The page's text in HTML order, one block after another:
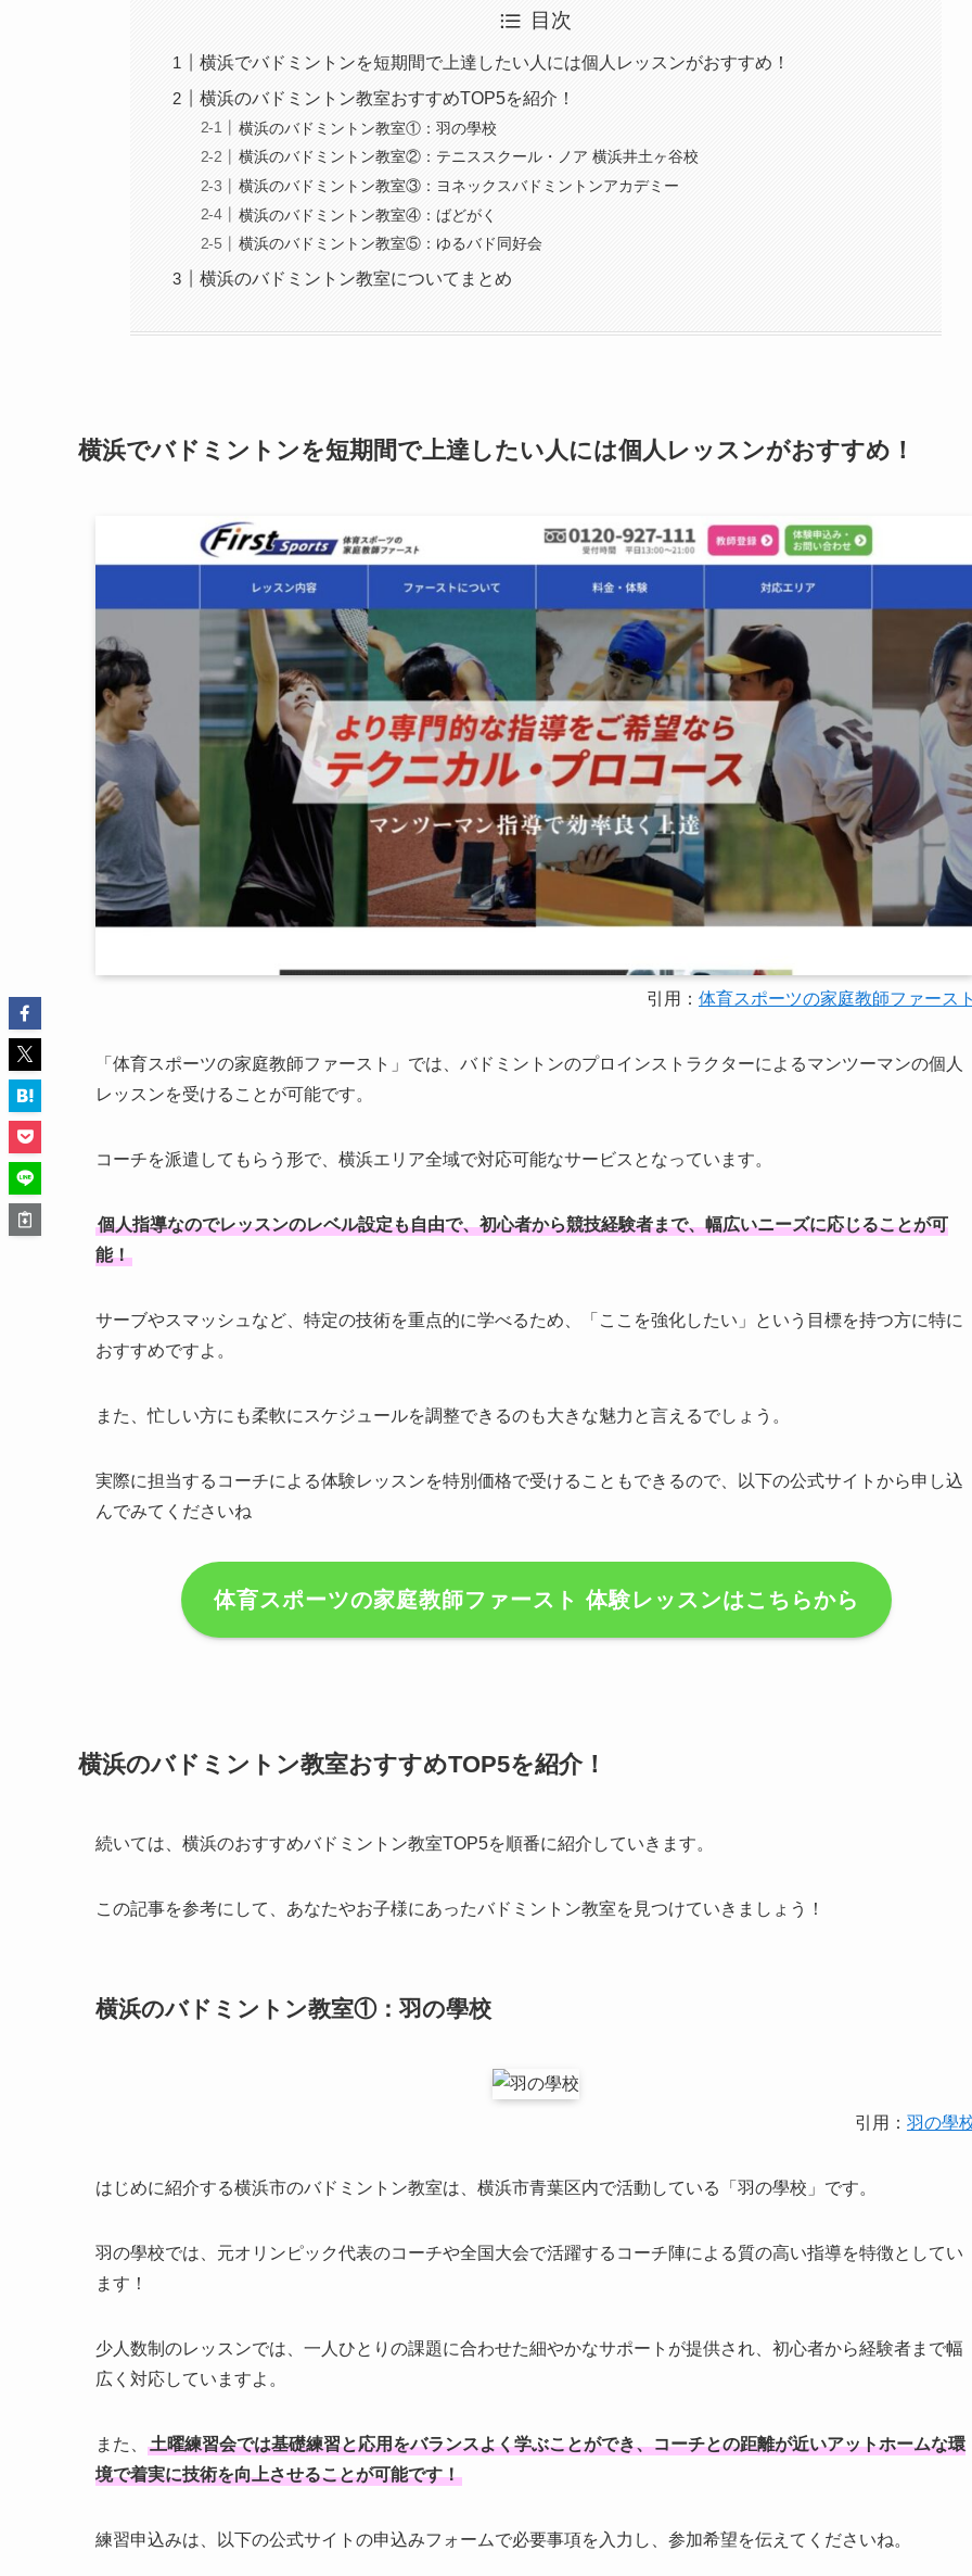
目次
横浜でバドミントンを短期間で上達したい人には個人レッスンがおすすめ！
横浜のバドミントン教室おすすめTOP5を紹介！
横浜のバドミントン教室①：羽の學校
横浜のバドミントン教室②：テニススクール・ノア 横浜井土ヶ谷校
横浜のバドミントン教室③：ヨネックスバドミントンアカデミー
横浜のバドミントン教室④：ばどがく
横浜のバドミントン教室⑤：ゆるバド同好会
横浜のバドミントン教室についてまとめ
横浜でバドミントンを短期間で上達したい人には個人レッスンがおすすめ！
引用： 体育スポーツの家庭教師ファース
「体育スポーツの家庭教師ファースト」では、バドミントンのプロインストラクターによるマンツーマンの個人
レッスンを受けることが可能です。
コーチを派遣してもらう形で、横浜エリア全域で対応可能なサービスとなっています。
個人指導なのでレッスンのレベル設定も自由で、初心者から競技経験者まで、幅広いニーズに応じることが可
能！
サーブやスマッシュなど、特定の技術を重点的に学べるため、「ここを強化したい」という目標を持つ方に特に
おすすめですよ。
また、忙しい方にも柔軟にスケジュールを調整できるのも大きな魅力と言えるでしょう。
実際に担当するコーチによる体験レッスンを特別価格で受けることもできるので、以下の公式サイトから申し込
んでみてくださいね
体育スポーツの家庭教師ファースト 体験レッスンはこちらから
横浜のバドミントン教室おすすめTOP5を紹介！
続いては、横浜のおすすめバドミントン教室TOP5を順番に紹介していきます。
この記事を参考にして、あなたやお子様にあったバドミントン教室を見つけていきましょう！
横浜のバドミントン教室①：羽の學校
引用： 羽の學
はじめに紹介する横浜市のバドミントン教室は、横浜市青葉区内で活動している「羽の學校」です。
羽の學校では、元オリンピック代表のコーチや全国大会で活躍するコーチ陣による質の高い指導を特徴としてい
ます！
少人数制のレッスンでは、一人ひとりの課題に合わせた細やかなサポートが提供され、初心者から経験者まで幅
広く対応していますよ。
また、
土曜練習会では基礎練習と応用をバランスよく学ぶことができ、コーチとの距離が近いアットホームな環
境で着実に技術を向上させることが可能です！
練習申込みは、以下の公式サイトの申込みフォームで必要事項を入力し、参加希望を伝えてくださいね。